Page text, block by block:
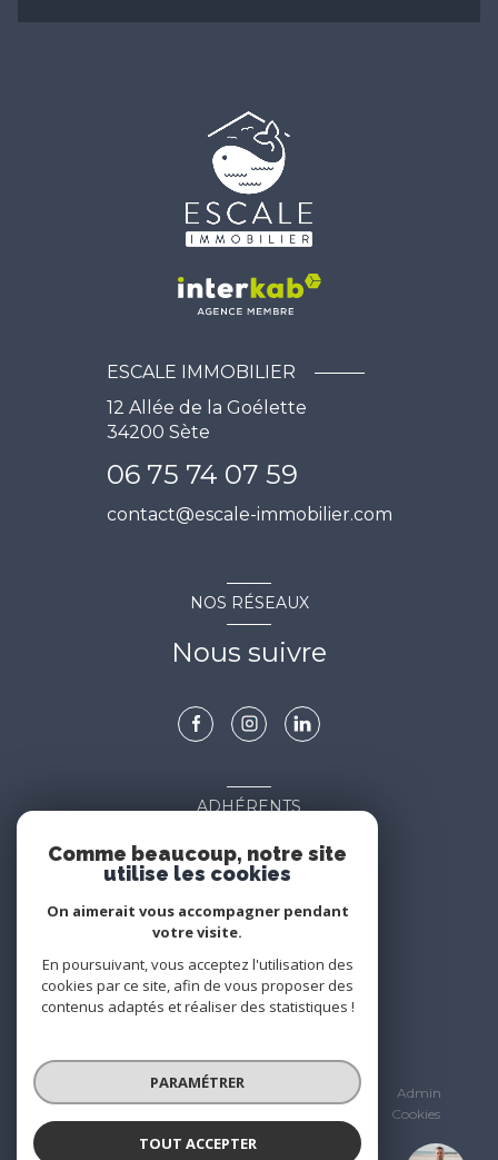
ESCALE IMMOBILIER
12 Allée de la Goélette
34200 Sète
06 75 74 07 59
contact@escale-immobilier.com
NOS RÉSEAUX
Nous suivre
ADHÉRENTS
Nous adhérons
© 2026 | Tous droits réservés
Nos partenaires
Admin
Cookies
Comme beaucoup, notre site
utilise les cookies
On aimerait vous accompagner pendant
votre visite.
En poursuivant, vous acceptez l'utilisation des
cookies par ce site, afin de vous proposer des
contenus adaptés et réaliser des statistiques !
PARAMÉTRER
TOUT ACCEPTER